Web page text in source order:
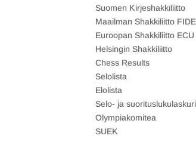
Suomen Kirjeshakkiliitto
Maailman Shakkiliitto FIDE
Euroopan Shakkiliitto ECU
Helsingin Shakkiliitto
Chess Results
Selolista
Elolista
Selo- ja suorituslukulaskuri
Olympiakomitea
SUEK